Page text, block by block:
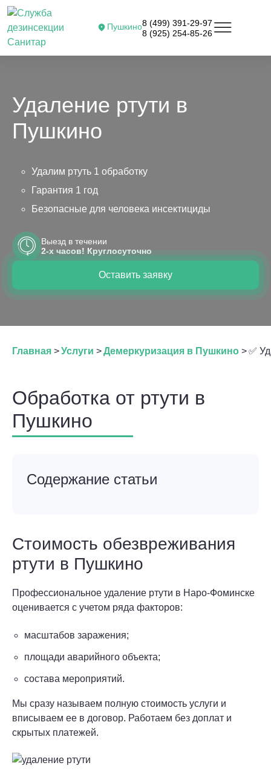
Пушкино8 (499) 391-29-97
8 (925) 254-85-26
Удаление ртути в
Пушкино
Удалим ртуть 1 обработку
Гарантия 1 год
Безопасные для человека инсектициды
Оставить заявку
Выезд в течении
2-х часов! Круглосуточно
Главная >Услуги >Демеркуризация в Пушкино >✅
Обработка от ртути в
Пушкино
Содержание статьи
Стоимость обезвреживания
ртути в Пушкино
Профессиональное удаление ртути в Наро-Фоминске
оценивается с учетом ряда факторов:
масштабов заражения;
площади аварийного объекта;
состава мероприятий.
Мы сразу называем полную стоимость услуги и
вписываем ее в договор. Работаем без доплат и
скрытых платежей.